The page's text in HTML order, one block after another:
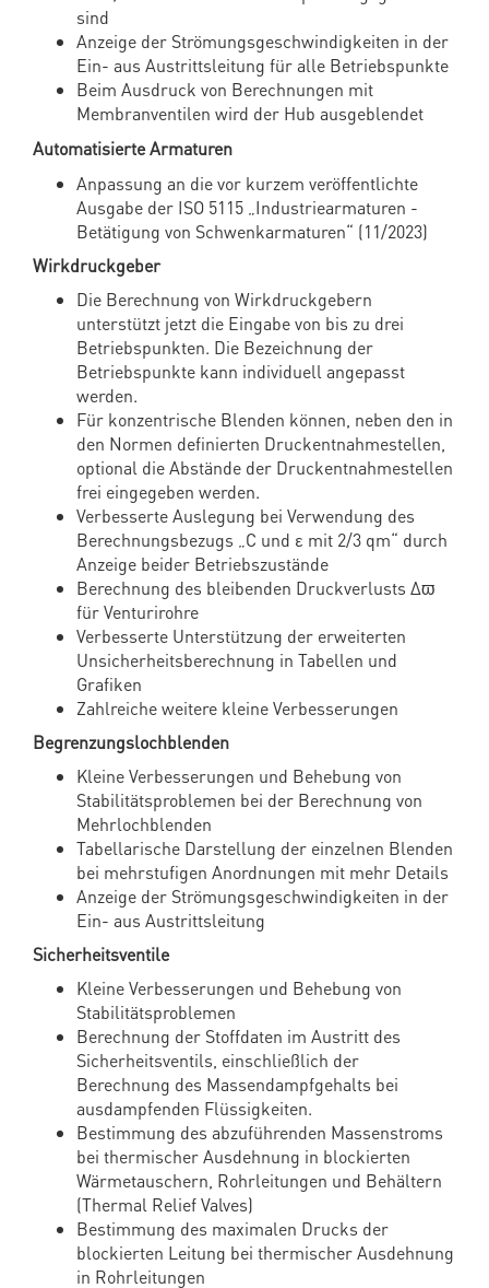
sind
Anzeige der Strömungsgeschwindigkeiten in der
Ein- aus Austrittsleitung für alle Betriebspunkte
Beim Ausdruck von Berechnungen mit
Membranventilen wird der Hub ausgeblendet
Automatisierte Armaturen
Anpassung an die vor kurzem veröffentlichte
Ausgabe der ISO 5115 „Industriearmaturen -
Betätigung von Schwenkarmaturen“ (11/2023)
Wirkdruckgeber
Die Berechnung von Wirkdruckgebern
unterstützt jetzt die Eingabe von bis zu drei
Betriebspunkten. Die Bezeichnung der
Betriebspunkte kann individuell angepasst
werden.
Für konzentrische Blenden können, neben den in
den Normen definierten Druckentnahmestellen,
optional die Abstände der Druckentnahmestellen
frei eingegeben werden.
Verbesserte Auslegung bei Verwendung des
Berechnungsbezugs „C und ε mit 2/3 qm“ durch
Anzeige beider Betriebszustände
Berechnung des bleibenden Druckverlusts Δϖ
für Venturirohre
Verbesserte Unterstützung der erweiterten
Unsicherheitsberechnung in Tabellen und
Grafiken
Zahlreiche weitere kleine Verbesserungen
Begrenzungslochblenden
Kleine Verbesserungen und Behebung von
Stabilitätsproblemen bei der Berechnung von
Mehrlochblenden
Tabellarische Darstellung der einzelnen Blenden
bei mehrstufigen Anordnungen mit mehr Details
Anzeige der Strömungsgeschwindigkeiten in der
Ein- aus Austrittsleitung
Sicherheitsventile
Kleine Verbesserungen und Behebung von
Stabilitätsproblemen
Berechnung der Stoffdaten im Austritt des
Sicherheitsventils, einschließlich der
Berechnung des Massendampfgehalts bei
ausdampfenden Flüssigkeiten.
Bestimmung des abzuführenden Massenstroms
bei thermischer Ausdehnung in blockierten
Wärmetauschern, Rohrleitungen und Behältern
(Thermal Relief Valves)
Bestimmung des maximalen Drucks der
blockierten Leitung bei thermischer Ausdehnung
in Rohrleitungen